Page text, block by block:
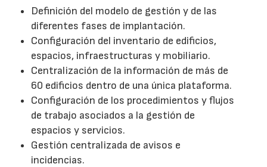
Definición del modelo de gestión y de las
diferentes fases de implantación.
Configuración del inventario de edificios,
espacios, infraestructuras y mobiliario.
Centralización de la información de más de
60 edificios dentro de una única plataforma.
Configuración de los procedimientos y flujos
de trabajo asociados a la gestión de
espacios y servicios.
Gestión centralizada de avisos e
incidencias.